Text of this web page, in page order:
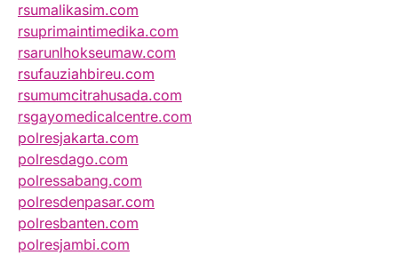
rsumalikasim.com
rsuprimaintimedika.com
rsarunlhokseumaw.com
rsufauziahbireu.com
rsumumcitrahusada.com
rsgayomedicalcentre.com
polresjakarta.com
polresdago.com
polressabang.com
polresdenpasar.com
polresbanten.com
polresjambi.com